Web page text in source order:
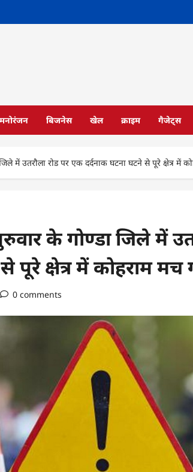
मनोरंजन बिजनेस खेल क्राइम गैजेट्स
में उतरौला रोड पर एक दर्दनाक घटना घटने से पूरे क्षेत्र में
के गोण्डा जिले में
पूरे क्षेत्र में कोहराम मच
0 comments